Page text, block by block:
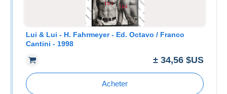
Lui & Lui - H. Fahrmeyer - Ed. Octavo / Franco
Cantini - 1998
± 34,56 $US
Acheter